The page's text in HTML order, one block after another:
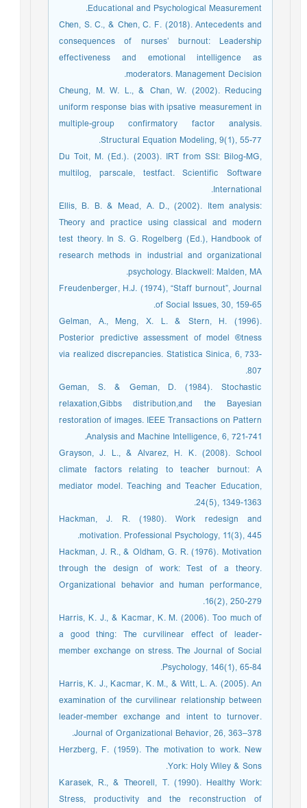
Educational and Psychological Measurement.
Chen, S. C., & Chen, C. F. (2018). Antecedents and
consequences of nurses’ burnout: Leadership
effectiveness and emotional intelligence as
moderators. Management Decision.
Cheung, M. W. L., & Chan, W. (2002). Reducing
uniform response bias with ipsative measurement in
multiple-group confirmatory factor analysis.
Structural Equation Modeling, 9(1), 55-77.
Du Toit, M. (Ed.). (2003). IRT from SSI: Bilog-MG,
multilog, parscale, testfact. Scientific Software
International.
Ellis, B. B. & Mead, A. D., (2002). Item analysis:
Theory and practice using classical and modern
test theory. In S. G. Rogelberg (Ed.), Handbook of
research methods in industrial and organizational
psychology. Blackwell: Malden, MA.
Freudenberger, H.J. (1974), “Staff burnout”, Journal
of Social Issues, 30, 159-65.
Gelman, A., Meng, X. L. & Stern, H. (1996).
Posterior predictive assessment of model ®tness
via realized discrepancies. Statistica Sinica, 6, 733-
807.
Geman, S. & Geman, D. (1984). Stochastic
relaxation,Gibbs distribution,and the Bayesian
restoration of images. IEEE Transactions on Pattern
Analysis and Machine Intelligence, 6, 721-741.
Grayson, J. L., & Alvarez, H. K. (2008). School
climate factors relating to teacher burnout: A
mediator model. Teaching and Teacher Education,
24(5), 1349-1363.
Hackman, J. R. (1980). Work redesign and
motivation. Professional Psychology, 11(3), 445.‏
Hackman, J. R., & Oldham, G. R. (1976). Motivation
through the design of work: Test of a theory.
Organizational behavior and human performance,
16(2), 250-279.
Harris, K. J., & Kacmar, K. M. (2006). Too much of
a good thing: The curvilinear effect of leader-
member exchange on stress. The Journal of Social
Psychology, 146(1), 65-84.
Harris, K. J., Kacmar, K. M., & Witt, L. A. (2005). An
examination of the curvilinear relationship between
leader-member exchange and intent to turnover.
Journal of Organizational Behavior, 26, 363–378.
Herzberg, F. (1959). The motivation to work. New
York: Holy Wiley & Sons.
Karasek, R., & Theorell, T. (1990). Healthy Work:
Stress, productivity and the reconstruction of